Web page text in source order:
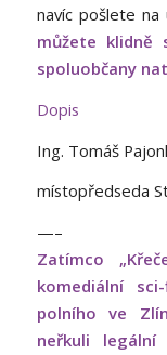
navíc pošlete na
můžete
spoluobčany
Dopis
Ing. Tomáš
místopředseda
—–
Zatímco
komediální
polního ve
neřkuli